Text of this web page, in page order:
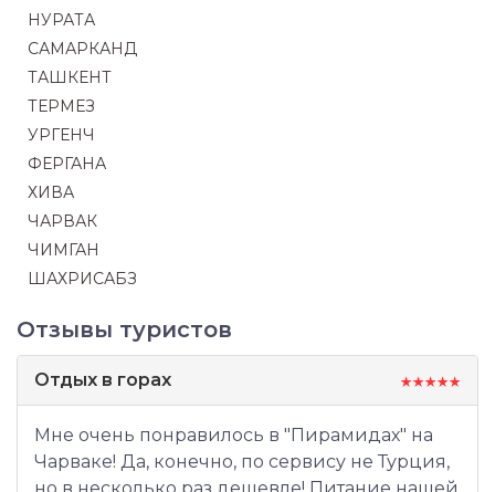
НУРАТА
САМАРКАНД
ТАШКЕНТ
ТЕРМЕЗ
УРГЕНЧ
ФЕРГАНА
ХИВА
ЧАРВАК
ЧИМГАН
ШАХРИСАБЗ
Отзывы туристов
Отдых в горах
Мне очень понравилось в "Пирамидах" на
Чарваке! Да, конечно, по сервису не Турция,